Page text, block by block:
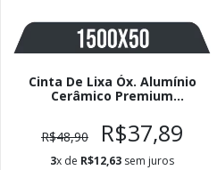
Cinta De Lixa Óx. Alumínio
Cerâmico Premium
R$48,90
R$37,89
3x de R$12,63 sem juros